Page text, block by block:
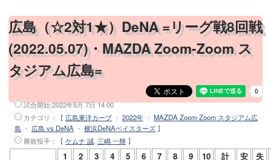
広島（☆2対1★）DeNA =リーグ戦8回戦
(2022.05.07)・MAZDA Zoom-Zoom ス
タジアム広島=
試合開始:2022年5月 7日 14:00
カテゴリ：【 広島東洋カープ・ 2022年 ・ MAZDA Zoom-Zoom スタジアム広
島 ・ 広島 vs.DeNA ・ 横浜DeNAベイスターズ 】
勝敗投手 ：【 ケムナ 誠 三嶋 一輝 】
1 2 3 4 5 6 7 8 9 10 計 安 失